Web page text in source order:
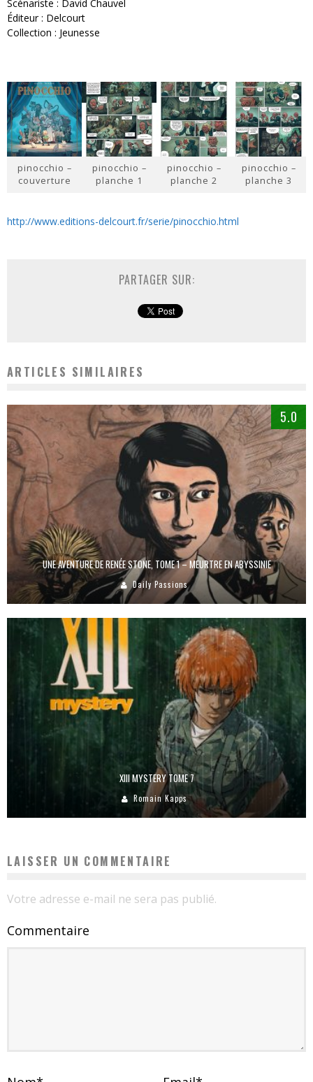
Scénariste : David Chauvel
Éditeur : Delcourt
Collection : Jeunesse
pinocchio –
couverture
pinocchio –
planche 1
pinocchio –
planche 2
pinocchio –
planche 3
http://www.editions-delcourt.fr/serie/pinocchio.html
PARTAGER SUR:
ARTICLES SIMILAIRES
5.0
UNE AVENTURE DE RENÉE STONE, TOME 1 – MEURTRE EN ABYSSINIE
Daily Passions
XIII MYSTERY TOME 7
Romain Kapps
LAISSER UN COMMENTAIRE
Votre adresse e-mail ne sera pas publié.
Commentaire